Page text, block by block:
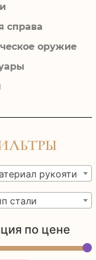
справа
оружие
рукояти
стали
по цене